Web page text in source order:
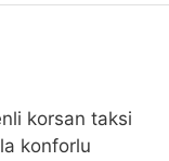
korsan taksi
konforlu